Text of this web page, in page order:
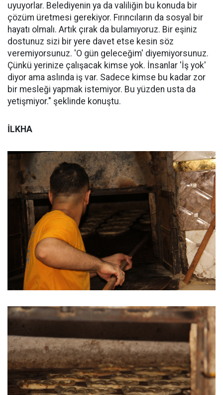
uyuyorlar. Belediyenin ya da valiliğin bu konuda bir
çözüm üretmesi gerekiyor. Fırıncıların da sosyal bir
hayatı olmalı. Artık çırak da bulamıyoruz. Bir eşiniz
dostunuz sizi bir yere davet etse kesin söz
veremiyorsunuz. 'O gün geleceğim' diyemiyorsunuz.
Çünkü yerinize çalışacak kimse yok. İnsanlar 'İş yok'
diyor ama aslında iş var. Sadece kimse bu kadar zor
bir mesleği yapmak istemiyor. Bu yüzden usta da
yetişmiyor." şeklinde konuştu.
İLKHA